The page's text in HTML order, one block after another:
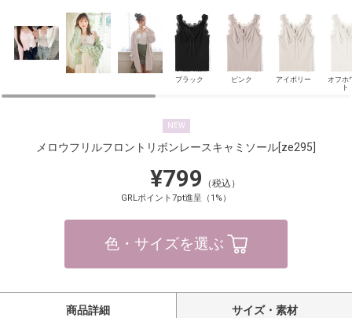
ブラック ピンク アイボリー
オフホ
ト
NEW
メロウフリルフロントリボンレースキャミソール[ze295]
¥799 （税込）
GRLポイント7pt進呈（1%）
色・サイズを選ぶ
商品詳細 サイズ・素材